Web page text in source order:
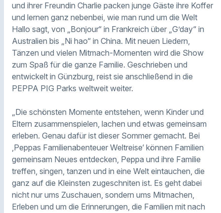
und ihrer Freundin Charlie packen junge Gäste ihre Koffer
und lernen ganz nebenbei, wie man rund um die Welt
Hallo sagt, von „Bonjour“ in Frankreich über „G’day“ in
Australien bis „Ni hao“ in China. Mit neuen Liedern,
Tänzen und vielen Mitmach-Momenten wird die Show
zum Spaß für die ganze Familie. Geschrieben und
entwickelt in Günzburg, reist sie anschließend in die
PEPPA PIG Parks weltweit weiter.
„Die schönsten Momente entstehen, wenn Kinder und
Eltern zusammenspielen, lachen und etwas gemeinsam
erleben. Genau dafür ist dieser Sommer gemacht. Bei
‚Peppas Familienabenteuer Weltreise‘ können Familien
gemeinsam Neues entdecken, Peppa und ihre Familie
treffen, singen, tanzen und in eine Welt eintauchen, die
ganz auf die Kleinsten zugeschniten ist. Es geht dabei
nicht nur ums Zuschauen, sondern ums Mitmachen,
Erleben und um die Erinnerungen, die Familien mit nach